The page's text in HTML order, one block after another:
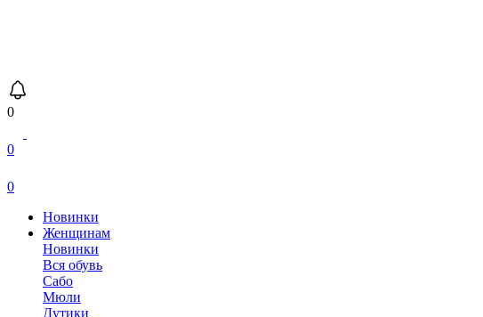
0
0
0
Новинки
Женщинам
Новинки
Вся обувь
Сабо
Мюли
Дутики